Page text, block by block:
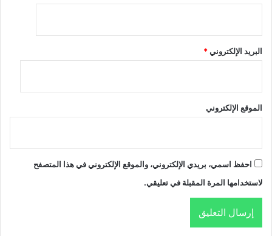
البريد الإلكتروني*
الموقع الإلكتروني
احفظ اسمي، بريدي الإلكتروني، والموقع الإلكتروني في هذا المتصفح
لاستخدامها المرة المقبلة في تعليقي.